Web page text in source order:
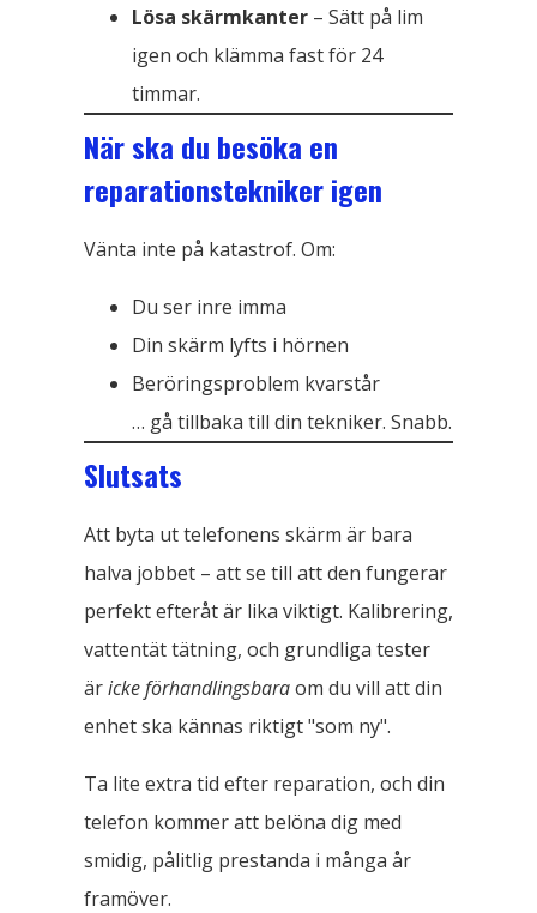
Lösa skärmkanter – Sätt på lim
igen och klämma fast för 24
timmar.
När ska du besöka en
reparationstekniker igen
Vänta inte på katastrof. Om:
Du ser inre imma
Din skärm lyfts i hörnen
Beröringsproblem kvarstår
… gå tillbaka till din tekniker. Snabb.
Slutsats
Att byta ut telefonens skärm är bara
halva jobbet – att se till att den fungerar
perfekt efteråt är lika viktigt. Kalibrering,
vattentät tätning, och grundliga tester
äricke förhandlingsbaraom du vill att din
enhet ska kännas riktigt "som ny".
Ta lite extra tid efter reparation, och din
telefon kommer att belöna dig med
smidig, pålitlig prestanda i många år
framöver.